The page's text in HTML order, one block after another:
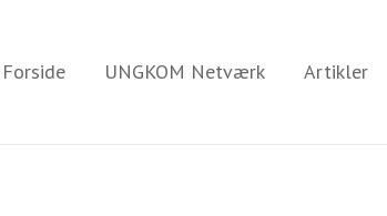
Forside UNGKOM Netværk Artikler